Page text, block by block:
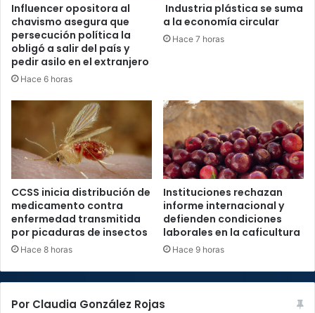
Influencer opositora al
chavismo asegura que
persecución política la
obligó a salir del país y
pedir asilo en el extranjero
Hace 6 horas
Industria plástica se suma
a la economía circular
Hace 7 horas
CCSS inicia distribución de
medicamento contra
enfermedad transmitida
por picaduras de insectos
Hace 8 horas
Instituciones rechazan
informe internacional y
defienden condiciones
laborales en la caficultura
Hace 9 horas
Por Claudia González Rojas